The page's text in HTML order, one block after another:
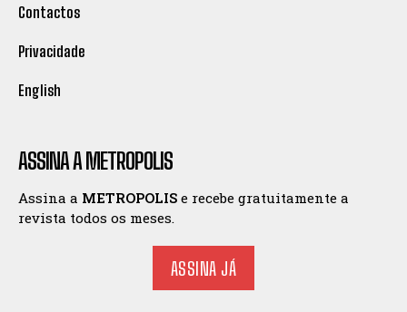
Contactos
Privacidade
English
ASSINA A METROPOLIS
Assina a METROPOLIS e recebe gratuitamente a
revista todos os meses.
ASSINA JÁ